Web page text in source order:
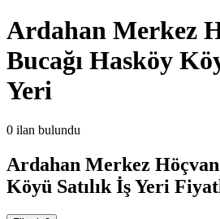
Ardahan Merkez
Bucağı Hasköy
Yeri
0 ilan bulundu
Ardahan Merkez Höçvan
Köyü Satılık İş Yeri